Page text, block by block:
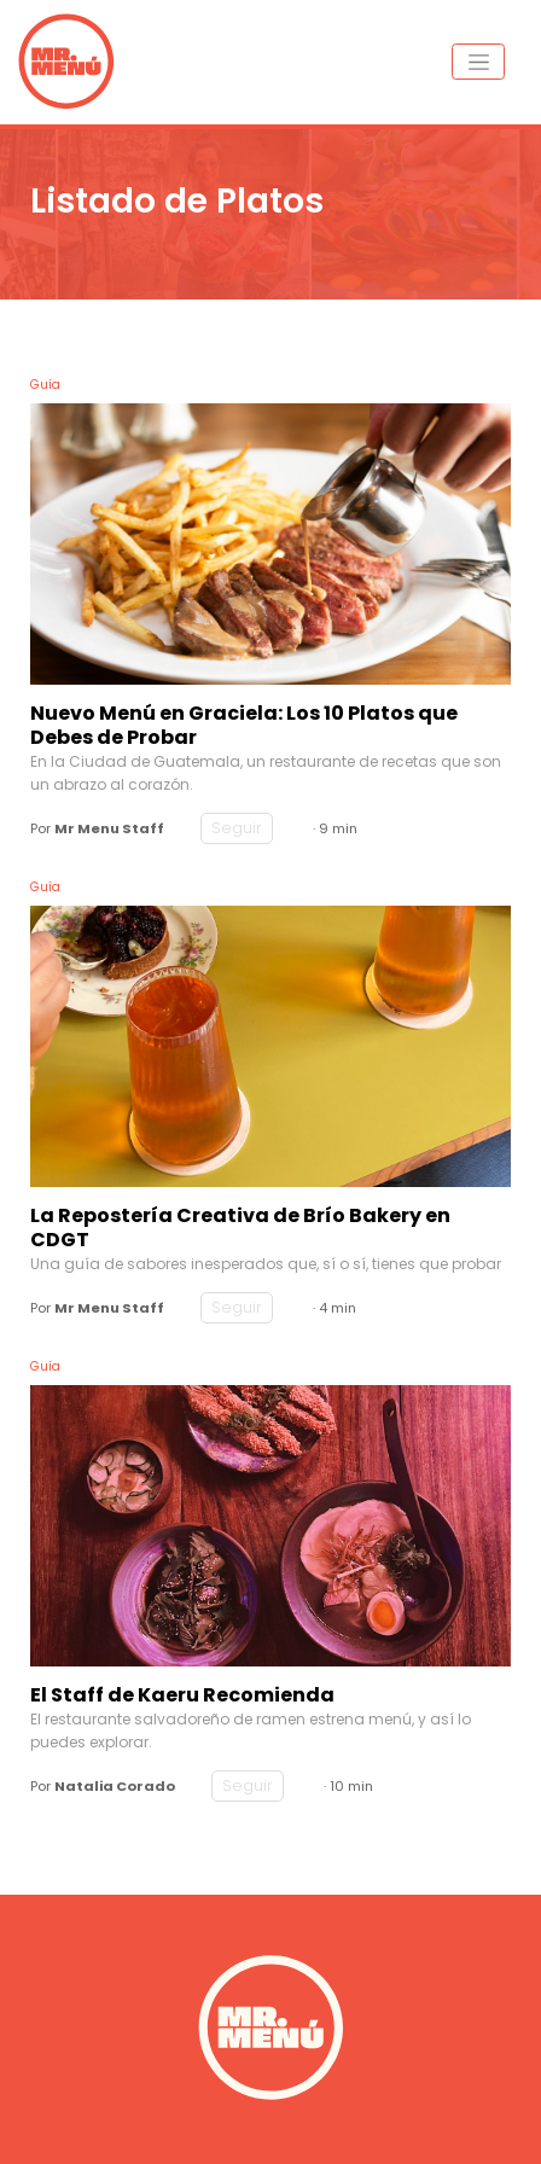
Listado de Platos
Guía
Nuevo Menú en Graciela: Los 10 Platos que
Debes de Probar
En la Ciudad de Guatemala, un restaurante de recetas que son
un abrazo al corazón.
Por Mr Menu Staff Seguir · 9 min
Guía
La Repostería Creativa de Brío Bakery en
CDGT
Una guía de sabores inesperados que, sí o sí, tienes que probar
Por Mr Menu Staff Seguir · 4 min
Guía
El Staff de Kaeru Recomienda
El restaurante salvadoreño de ramen estrena menú, y así lo
puedes explorar.
Por Natalia Corado Seguir · 10 min